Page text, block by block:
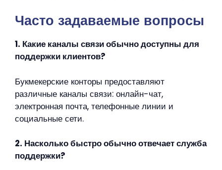
Часто задаваемые вопросы
1. Какие каналы связи обычно доступны для
поддержки клиентов?
Букмекерские конторы предоставляют
различные каналы связи: онлайн-чат,
электронная почта, телефонные линии и
социальные сети.
2. Насколько быстро обычно отвечает служба
поддержки?